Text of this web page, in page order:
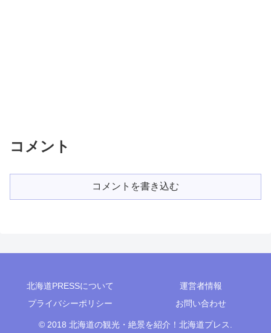
コメント
コメントを書き込む
北海道PRESSについて
運営者情報
プライバシーポリシー
お問い合わせ
© 2018 北海道の観光・絶景を紹介！北海道プレス.